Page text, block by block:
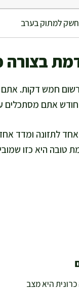
חשק למתוק בערב
בצורה
אתם מסתכלים
לתזונה ומדד
היא כזו
היא מצב